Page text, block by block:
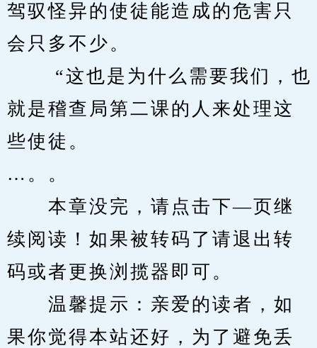
驾驭怪异的使徒能造成的危害只
会只多不少。
“这也是为什么需要我们，也
就是稽查局第二课的人来处理这
些使徒。
…。。
本章没完，请点击下—页继
续阅读！如果被转码了请退出转
码或者更换浏揽器即可。
温馨提示：亲爱的读者，如
果你觉得本站还好，为了避免丢